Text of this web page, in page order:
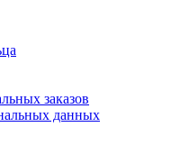
заказов
данных